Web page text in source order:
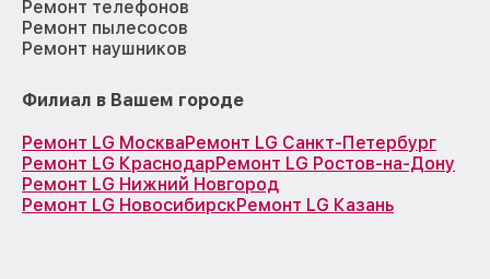
Ремонт телефонов
Ремонт пылесосов
Ремонт наушников
Филиал в Вашем городе
Ремонт LG МоскваРемонт LG Санкт-Петербург
Ремонт LG КраснодарРемонт LG Ростов-на-Дону
Ремонт LG Нижний Новгород
Ремонт LG НовосибирскРемонт LG Казань